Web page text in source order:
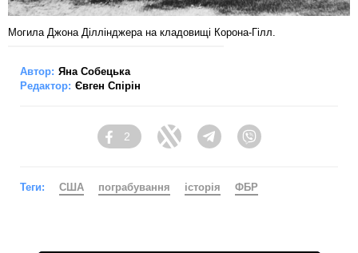
Могила Джона Діллінджера на кладовищі Корона-Гілл.
Автор: Яна Собецька
Редактор: Євген Спірін
Facebook
2
Twitter TelegramViber
Теги: США пограбування історія ФБР